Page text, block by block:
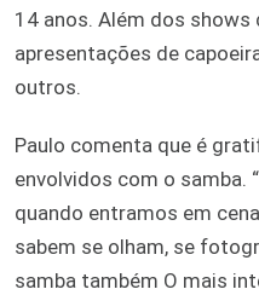
14 anos. Além dos shows
apresentações de
outros.
Paulo comenta que é
envolvidos com o samba.
quando entramos em
sabem se olham, se
samba também O mais